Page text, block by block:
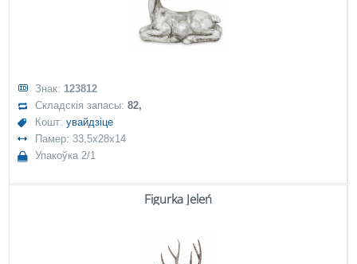
Знак: 123812
Складскія запасы:82,
Кошт:увайдзіце
Памер: 33,5x28x14
Упакоўка 2/1
Figurka Jeleń